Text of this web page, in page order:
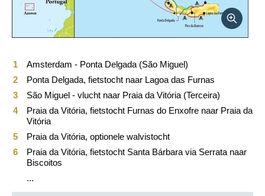
Reis boeken
Amsterdam - Ponta Delgada (São Miguel)
Ponta Delgada, fietstocht naar Lagoa das Furnas
São Miguel - vlucht naar Praia da Vitória (Terceira)
Praia da Vitória, fietstocht Furnas do Enxofre naar Praia da
Vitória
Praia da Vitória, optionele walvistocht
Praia da Vitória, fietstocht Santa Bárbara via Serrata naar
Biscoitos
...